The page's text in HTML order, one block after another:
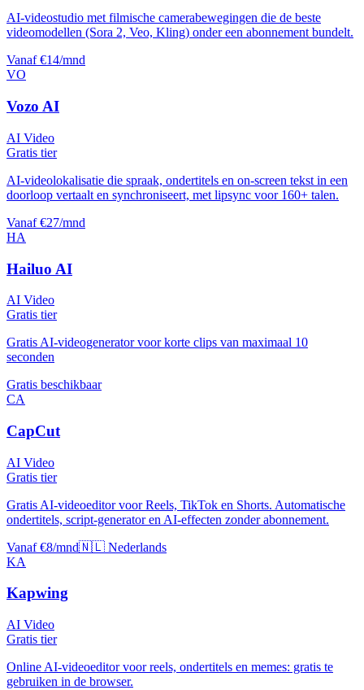
AI-videostudio met filmische camerabewegingen die de beste
videomodellen (Sora 2, Veo, Kling) onder een abonnement bundelt.
Vanaf €14/mnd
VO
Vozo AI
AI Video
Gratis tier
AI-videolokalisatie die spraak, ondertitels en on-screen tekst in een
doorloop vertaalt en synchroniseert, met lipsync voor 160+ talen.
Vanaf €27/mnd
HA
Hailuo AI
AI Video
Gratis tier
Gratis AI-videogenerator voor korte clips van maximaal 10
seconden
Gratis beschikbaar
CA
CapCut
AI Video
Gratis tier
Gratis AI-videoeditor voor Reels, TikTok en Shorts. Automatische
ondertitels, script-generator en AI-effecten zonder abonnement.
Vanaf €8/mnd🇳🇱 Nederlands
KA
Kapwing
AI Video
Gratis tier
Online AI-videoeditor voor reels, ondertitels en memes: gratis te
gebruiken in de browser.